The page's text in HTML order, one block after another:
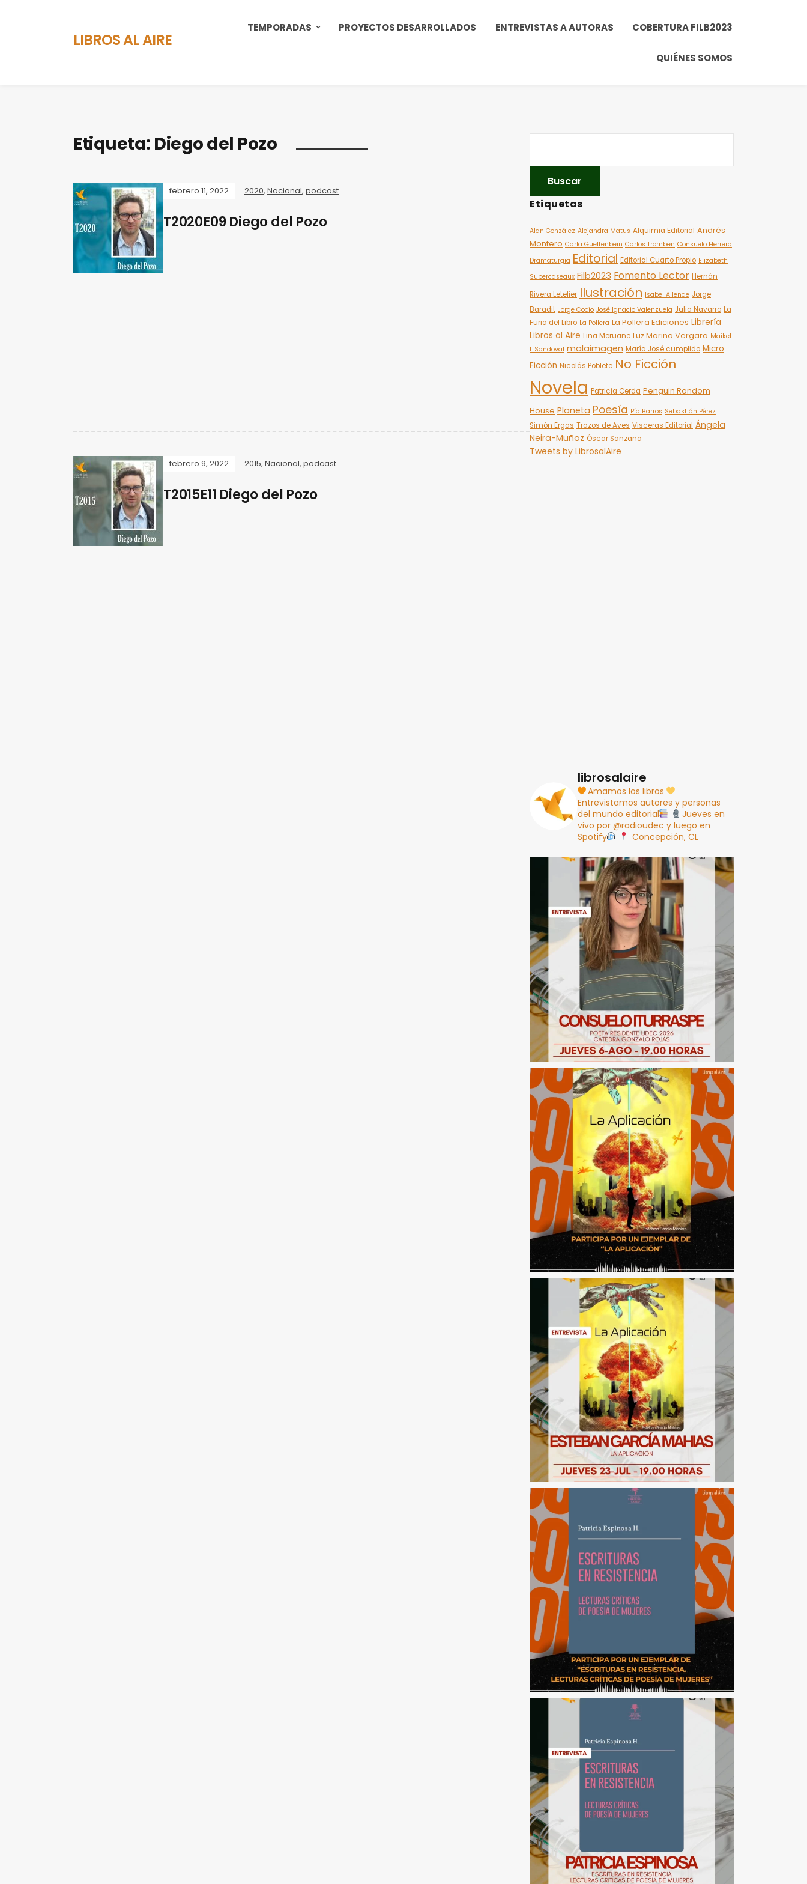
LIBROS AL AIRE
TEMPORADAS PROYECTOS DESARROLLADOS ENTREVISTAS A AUTORAS COBERTURA FILB2023
QUIÉNES SOMOS
Etiqueta: Diego del Pozo
febrero 11, 2022 2020, Nacional, podcast
T2020E09 Diego del Pozo
febrero 9, 2022 2015, Nacional, podcast
T2015E11 Diego del Pozo
Etiquetas
Alan González Alejandra Matus Alquimia Editorial Andrés
Montero Carla Guelfenbein Carlos Tromben Consuelo Herrera
Dramaturgia Editorial Editorial Cuarto Propio Elizabeth
Subercaseaux Filb2023 Fomento Lector Hernán
Rivera Letelier Ilustración Isabel Allende Jorge
Baradit Jorge Cocio José Ignacio Valenzuela Julia Navarro La
Furia del Libro La Pollera La Pollera Ediciones Librería
Libros al Aire Lina Meruane Luz Marina Vergara Maikel
L Sandoval malaimagen María José cumplido Micro
Ficción Nicolás Poblete No Ficción
Novela Patricia Cerda Penguin Random
House Planeta Poesía Pía Barros Sebastián Pérez
Simón Ergas Trazos de Aves Visceras Editorial Ángela
Neira-Muñoz Óscar Sanzana
Tweets by LibrosalAire
librosalaire
Amamos los libros
Entrevistamos autores y personas
del mundo editorial
Jueves en
vivo por @radioudec y luego en
Spotify
Concepción, CL